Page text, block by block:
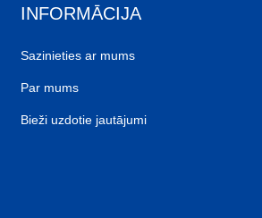
INFORMĀCIJA
Sazinieties ar mums
Par mums
Bieži uzdotie jautājumi